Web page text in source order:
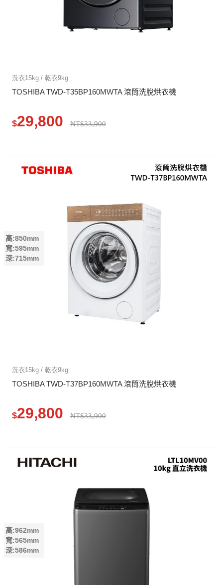
洗衣15kg / 乾衣9kg
TOSHIBA TWD-T35BP160MWTA 滾筒洗脫烘衣機
$29,800 NT$33,900
高:850mm
寬:595mm
深:715mm
洗衣15kg / 乾衣9kg
TOSHIBA TWD-T37BP160MWTA 滾筒洗脫烘衣機
$29,800 NT$33,900
高:962mm
寬:565mm
深:586mm